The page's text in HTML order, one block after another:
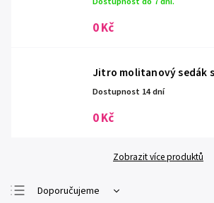
0 Kč
Jitro molitanový sedák
Dostupnost 14 dní
0 Kč
Zobrazit více produktů
Doporučujeme